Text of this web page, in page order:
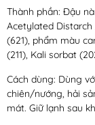
Thành phần: Đậu
Acetylated
(621), phẩm màu
(211), Kali sorbat
Cách dùng: Dùng
chiên/nướng, hải
mát. Giữ lạnh sau